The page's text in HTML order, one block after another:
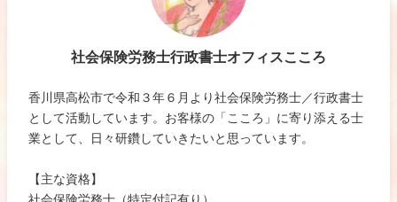
社会保険労務士行政書士オフィスこころ
香川県高松市で令和３年６月より社会保険労務士／行政書士
として活動しています。お客様の「こころ」に寄り添える士
業として、日々研鑽していきたいと思っています。
【主な資格】
社会保険労務士（特定付記有り）